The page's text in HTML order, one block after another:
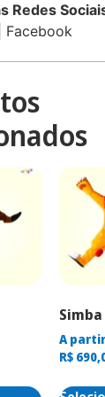
Redes
Facebook
Simba
A
R$